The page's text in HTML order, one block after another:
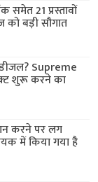
समेत 21 प्रस्तावों
बड़ी सौगात
डीजल? Supreme
शुरू करने का
करने पर लग
में किया गया है